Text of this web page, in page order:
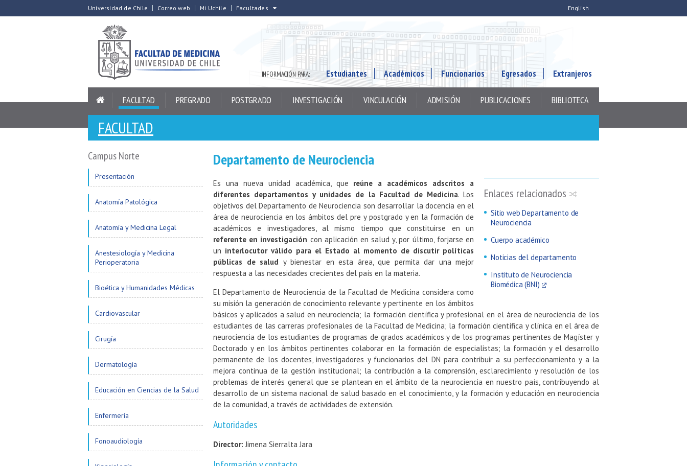
Universidad de Chile Correo web Mi Uchile Facultades English
INFORMACIÓN PARA: Estudiantes Académicos Funcionarios Egresados Extranjeros
FACULTAD PREGRADO POSTGRADO INVESTIGACIÓN VINCULACIÓN ADMISIÓN PUBLICACIONES BIBLIOTECA
FACULTAD
Campus Norte
Presentación
Anatomía Patológica
Anatomía y Medicina Legal
Anestesiología y Medicina
Perioperatoria
Bioética y Humanidades Médicas
Cardiovascular
Cirugía
Dermatología
Educación en Ciencias de la Salud
Enfermería
Fonoaudiología
Departamento de Neurociencia
Enlaces relacionados
Sitio web Departamento de
Neurociencia
Cuerpo académico
Noticias del departamento
Instituto de Neurociencia
Biomédica (BNI)
Es una nueva unidad académica, que reúne a académicos adscritos a
diferentes departamentos y unidades de la Facultad de Medicina. Los
objetivos del Departamento de Neurociencia son desarrollar la docencia en el
área de neurociencia en los ámbitos del pre y postgrado y en la formación de
académicos e investigadores, al mismo tiempo que constituirse en un
referente en investigación con aplicación en salud y, por último, forjarse en
un interlocutor válido para el Estado al momento de discutir políticas
públicas de salud y bienestar en esta área, que permita dar una mejor
respuesta a las necesidades crecientes del país en la materia.
El Departamento de Neurociencia de la Facultad de Medicina considera como
su misión la generación de conocimiento relevante y pertinente en los ámbitos
básicos y aplicados a salud en neurociencia; la formación científica y profesional en el área de neurociencia de los
estudiantes de las carreras profesionales de la Facultad de Medicina; la formación científica y clínica en el área de
neurociencia de los estudiantes de programas de grados académicos y de los programas pertinentes de Magíster y
Doctorado y en los ámbitos pertinentes colaborar en la formación de especialistas; la formación y el desarrollo
permanente de los docentes, investigadores y funcionarios del DN para contribuir a su perfeccionamiento y a la
mejora continua de la gestión institucional; la contribución a la comprensión, esclarecimiento y resolución de los
problemas de interés general que se plantean en el ámbito de la neurociencia en nuestro país, contribuyendo al
desarrollo de un sistema nacional de salud basado en el conocimiento, y la formación y educación en neurociencia
de la comunidad, a través de actividades de extensión.
Autoridades
Director: Jimena Sierralta Jara